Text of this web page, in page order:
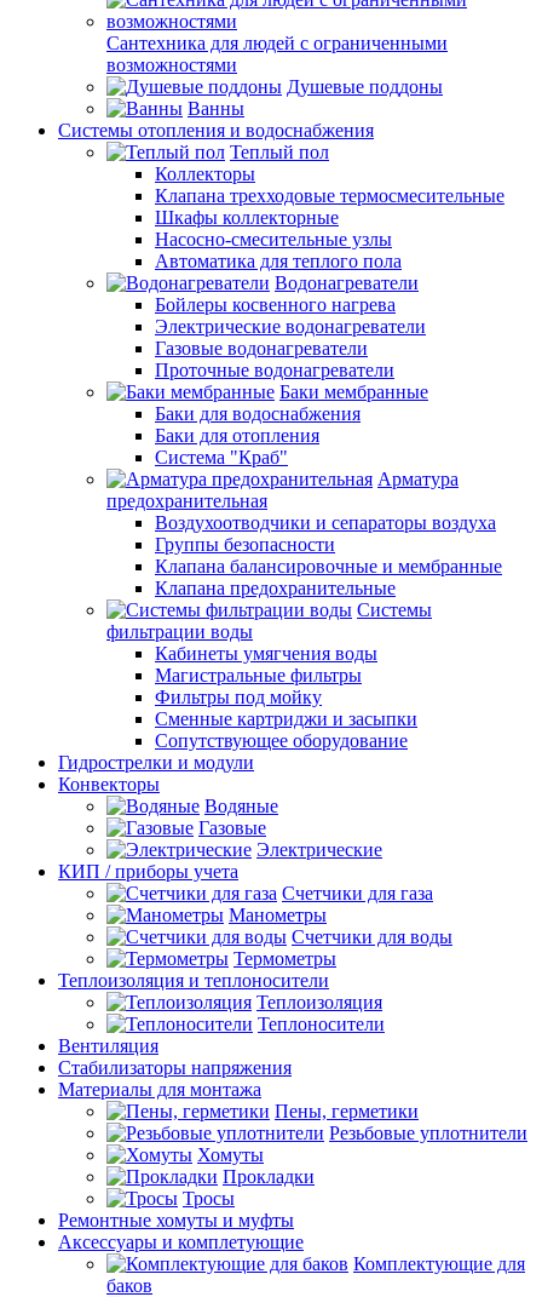
Сантехника для людей с ограниченными
возможностями
Душевые поддоны
Ванны
Системы отопления и водоснабжения
Теплый пол
Коллекторы
Клапана трехходовые термосмесительные
Шкафы коллекторные
Насосно-смесительные узлы
Автоматика для теплого пола
Водонагреватели
Бойлеры косвенного нагрева
Электрические водонагреватели
Газовые водонагреватели
Проточные водонагреватели
Баки мембранные
Баки для водоснабжения
Баки для отопления
Система "Краб"
Арматура
предохранительная
Воздухоотводчики и сепараторы воздуха
Группы безопасности
Клапана балансировочные и мембранные
Клапана предохранительные
Системы
фильтрации воды
Кабинеты умягчения воды
Магистральные фильтры
Фильтры под мойку
Сменные картриджи и засыпки
Сопутствующее оборудование
Гидрострелки и модули
Конвекторы
Водяные
Газовые
Электрические
КИП / приборы учета
Счетчики для газа
Манометры
Счетчики для воды
Термометры
Теплоизоляция и теплоносители
Теплоизоляция
Теплоносители
Вентиляция
Стабилизаторы напряжения
Материалы для монтажа
Пены, герметики
Резьбовые уплотнители
Хомуты
Прокладки
Тросы
Ремонтные хомуты и муфты
Аксессуары и комплетующие
Комплектующие для
баков